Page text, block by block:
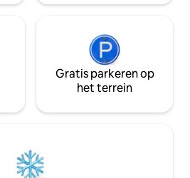
Gratis parkeren op
het terrein